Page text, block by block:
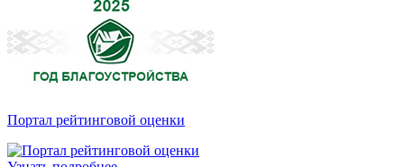
Портал рейтинговой оценки